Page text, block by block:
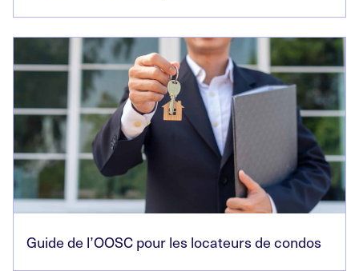
Guide de l’OOSC pour les locateurs de condos